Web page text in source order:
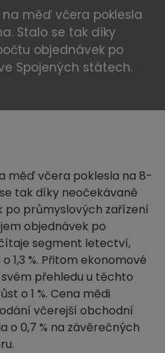
měď včera poklesla
Stalo se tak díky
objednávek po
Spojených státech.
měď včera poklesla na 8-
tak díky neočekávaně
po průmyslových zařízení
objednávek po
segment letectví,
1,3 %. Přitom ekonomové
přehledu u těchto
o 1 %. Cena mědi
včerejší obchodní
o 0,7 % na závěrečných